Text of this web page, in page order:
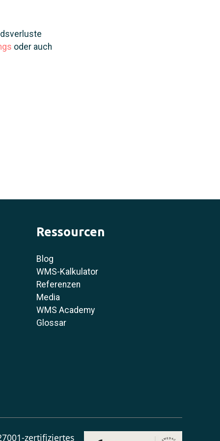
oder auch
Ressourcen
Blog
WMS-Kalkulator
Referenzen
Media
WMS Academy
Glossar
zertifiziertes